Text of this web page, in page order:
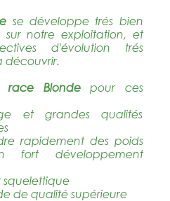
se développe trés bien
notre exploitation, et
d'évolution trés
découvrir.
race Blondepour ces
et grandes qualités
rapidement des poids
fort développement
de qualité supérieure